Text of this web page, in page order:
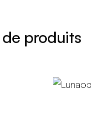
produits